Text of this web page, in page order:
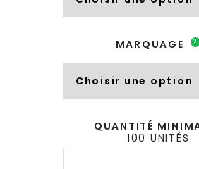
MARQUAGE ?
QUANTITÉ
100 UNITÉS
quantité